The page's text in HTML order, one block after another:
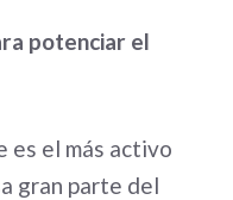
potenciar el
es el más activo
gran parte del